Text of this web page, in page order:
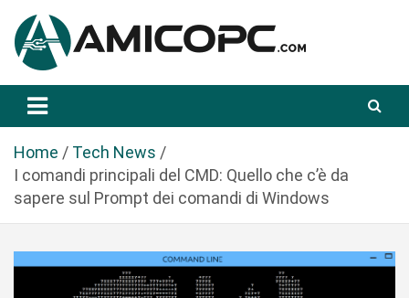
a
Amicopc.com
Home
Tech News
I comandi principali del CMD: Quello che c’è da
sapere sul Prompt dei comandi di Windows